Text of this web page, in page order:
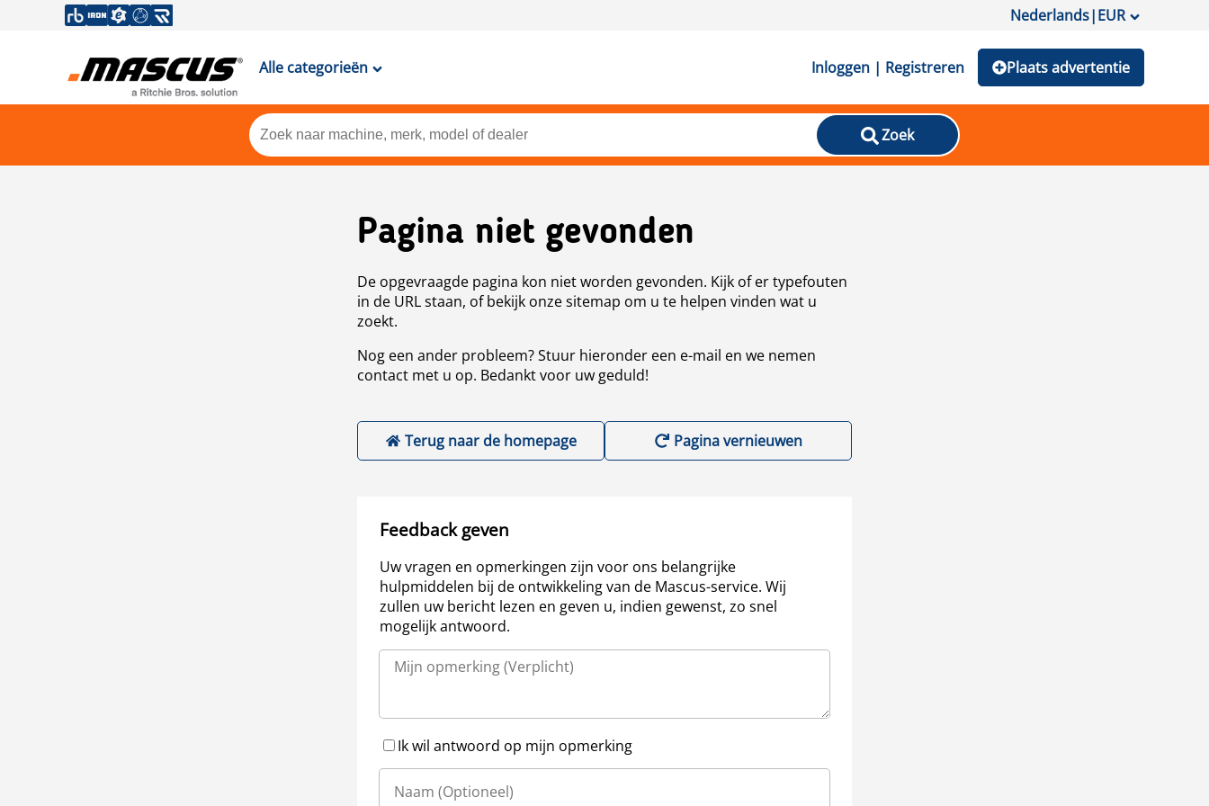
Nederlands|EUR
Alle categorieën Inloggen | Registreren Plaats advertentie
Zoek
Pagina niet gevonden
De opgevraagde pagina kon niet worden gevonden. Kijk of er typefouten
in de URL staan, of bekijk onze sitemap om u te helpen vinden wat u
zoekt.
Nog een ander probleem? Stuur hieronder een e-mail en we nemen
contact met u op. Bedankt voor uw geduld!
Terug naar de homepage Pagina vernieuwen
Feedback geven
Uw vragen en opmerkingen zijn voor ons belangrijke
hulpmiddelen bij de ontwikkeling van de Mascus-service. Wij
zullen uw bericht lezen en geven u, indien gewenst, zo snel
mogelijk antwoord.
Ik wil antwoord op mijn opmerking